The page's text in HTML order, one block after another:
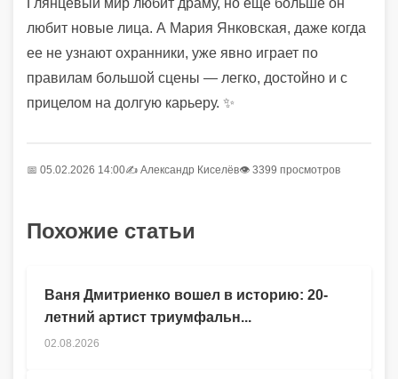
Глянцевый мир любит драму, но еще больше он
любит новые лица. А Мария Янковская, даже когда
ее не узнают охранники, уже явно играет по
правилам большой сцены — легко, достойно и с
прицелом на долгую карьеру. ✨
📅 05.02.2026 14:00✍️ Александр Киселёв👁 3399 просмотров
Похожие статьи
Ваня Дмитриенко вошел в историю: 20-
летний артист триумфальн...
02.08.2026